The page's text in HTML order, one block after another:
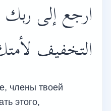
ارجع إلى ربك
التخفيف
члены твоей
этого,